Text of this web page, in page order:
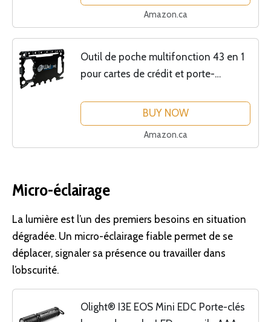
Amazon.ca
Outil de poche multifonction 43 en 1
pour cartes de crédit et porte-
BUY NOW
Amazon.ca
Micro-éclairage
La lumière est l’un des premiers besoins en situation
dégradée. Un micro-éclairage fiable permet de se
déplacer, signaler sa présence ou travailler dans
l’obscurité.
Olight® I3E EOS Mini EDC Porte-clés